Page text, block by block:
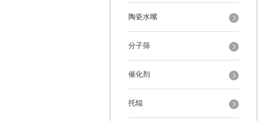
陶瓷水嘴
分子筛
催化剂
托辊